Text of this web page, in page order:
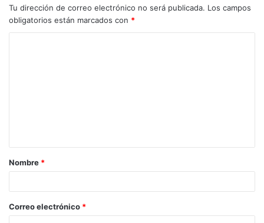
Tu dirección de correo electrónico no será publicada. Los campos
obligatorios están marcados con *
a
r
*
Nombre *
Correo electrónico *